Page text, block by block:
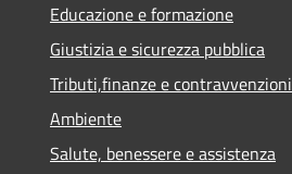
Educazione e formazione
Giustizia e sicurezza pubblica
Tributi,finanze e contravvenzioni
Ambiente
Salute, benessere e assistenza